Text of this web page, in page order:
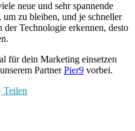
neue und sehr spannende
zu bleiben, und je schneller
Technologie erkennen, desto
für dein Marketing einsetzen
PartnerPier9 vorbei.
Teilen